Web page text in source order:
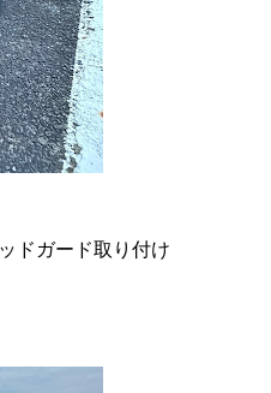
ドガード取り付け